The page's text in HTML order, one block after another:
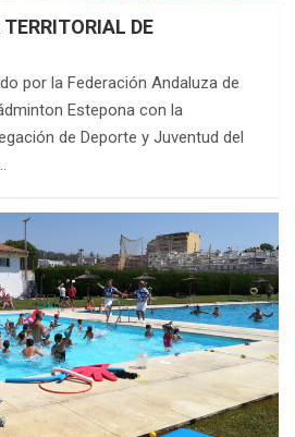
DE
por la Federación Andaluza de
Estepona con la
de Deporte y Juventud del